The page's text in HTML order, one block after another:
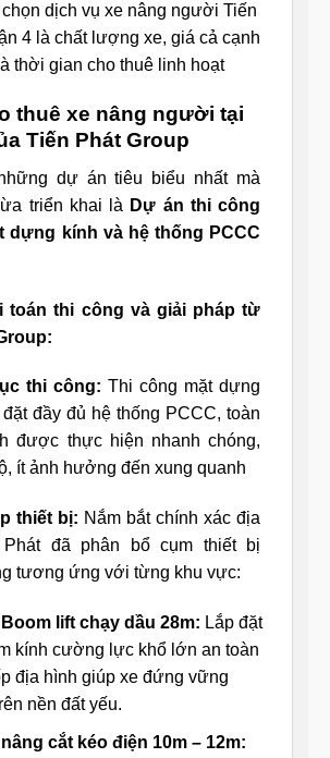
dịch vụ xe nâng người Tiến
4 là chất lượng xe, giá cả cạnh
thời gian cho thuê linh hoạt
thuê xe nâng người tại
Tiến Phát Group
dự án tiêu biểu nhất mà
triển khai là Dự án thi công
dựng kính và hệ thống PCCC
toán thi công và giải pháp từ
thi công: Thi công mặt dựng
đầy đủ hệ thống PCCC, toàn
được thực hiện nhanh chóng,
ít ảnh hưởng đến xung quanh
thiết bị: Nắm bắt chính xác địa
Phát đã phân bổ cụm thiết bị
tương ứng với từng khu vực:
lift chạy dầu 28m: Lắp đặt
kính cường lực khổ lớn an toàn
địa hình giúp xe đứng vững
nền đất yếu.
cắt kéo điện 10m – 12m: